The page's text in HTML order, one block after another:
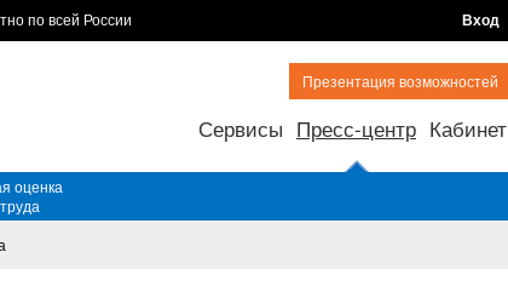
по всей России Вход
Презентация возможностей
Сервисы Пресс-центр Кабинет
оценка